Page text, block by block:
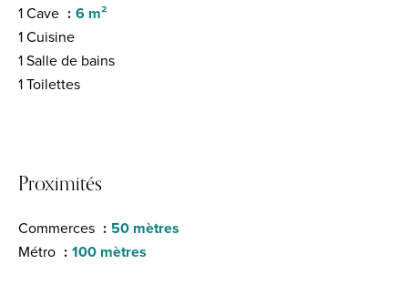
1 Cave
6 m²
1 Cuisine
1 Salle de bains
1 Toilettes
Proximités
Commerces
50 mètres
Métro
100 mètres